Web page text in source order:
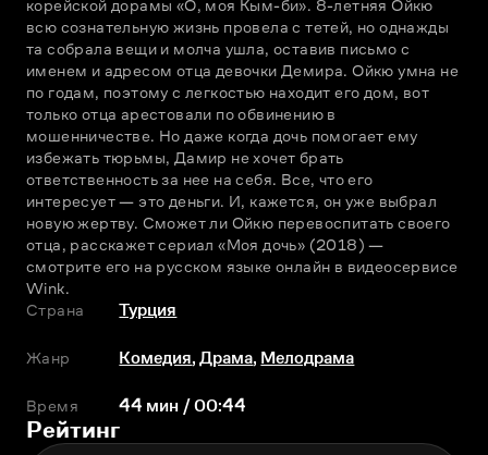
корейской дорамы «О, моя Кым-би». 8-летняя Ойкю
всю сознательную жизнь провела с тетей, но однажды
та собрала вещи и молча ушла, оставив письмо с
именем и адресом отца девочки Демира. Ойкю умна не
по годам, поэтому с легкостью находит его дом, вот
только отца арестовали по обвинению в
мошенничестве. Но даже когда дочь помогает ему
избежать тюрьмы, Дамир не хочет брать
ответственность за нее на себя. Все, что его
интересует — это деньги. И, кажется, он уже выбрал
новую жертву. Сможет ли Ойкю перевоспитать своего
отца, расскажет сериал «Моя дочь» (2018) —
смотрите его на русском языке онлайн в видеосервисе
Wink.
Страна
Турция
Жанр Комедия,Драма, Мелодрама
Время 44 мин / 00:44
Рейтинг